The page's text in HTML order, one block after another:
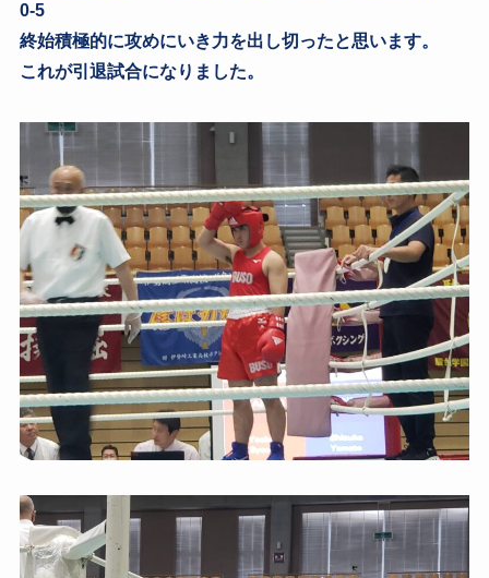
0-5
終始積極的に攻めにいき力を出し切ったと思います。
これが引退試合になりました。